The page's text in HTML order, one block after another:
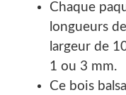
Chaque
longueurs
largeur de
1 ou 3 mm.
Ce bois